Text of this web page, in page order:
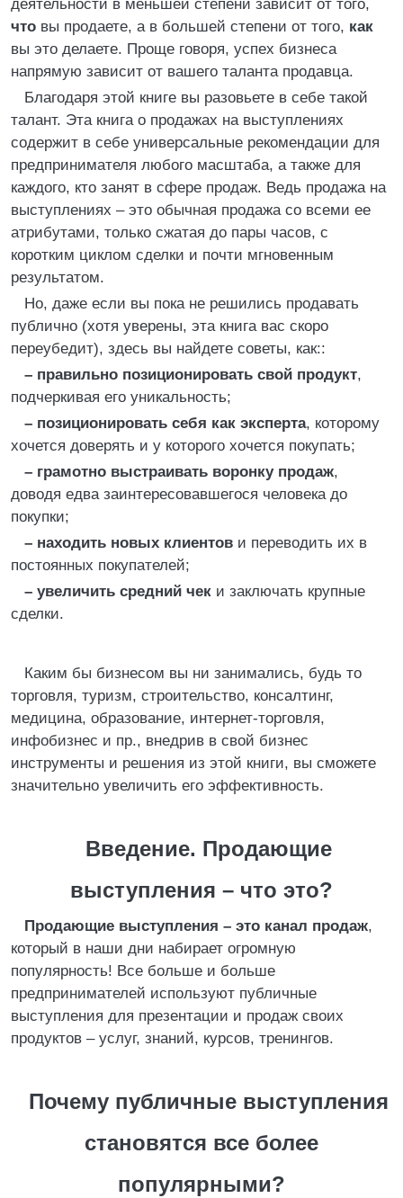
деятельности в меньшей степени зависит от того,
что вы продаете, а в большей степени от того, как
вы это делаете. Проще говоря, успех бизнеса
напрямую зависит от вашего таланта продавца.
Благодаря этой книге вы разовьете в себе такой
талант. Эта книга о продажах на выступлениях
содержит в себе универсальные рекомендации для
предпринимателя любого масштаба, а также для
каждого, кто занят в сфере продаж. Ведь продажа на
выступлениях – это обычная продажа со всеми ее
атрибутами, только сжатая до пары часов, с
коротким циклом сделки и почти мгновенным
результатом.
Но, даже если вы пока не решились продавать
публично (хотя уверены, эта книга вас скоро
переубедит), здесь вы найдете советы, как::
– правильно позиционировать свой продукт,
подчеркивая его уникальность;
– позиционировать себя как эксперта, которому
хочется доверять и у которого хочется покупать;
– грамотно выстраивать воронку продаж,
доводя едва заинтересовавшегося человека до
покупки;
– находить новых клиентов и переводить их в
постоянных покупателей;
– увеличить средний чек и заключать крупные
сделки.
Каким бы бизнесом вы ни занимались, будь то
торговля, туризм, строительство, консалтинг,
медицина, образование, интернет-торговля,
инфобизнес и пр., внедрив в свой бизнес
инструменты и решения из этой книги, вы сможете
значительно увеличить его эффективность.
Введение. Продающие
выступления – что это?
Продающие выступления – это канал продаж,
который в наши дни набирает огромную
популярность! Все больше и больше
предпринимателей используют публичные
выступления для презентации и продаж своих
продуктов – услуг, знаний, курсов, тренингов.
Почему публичные выступления
становятся все более
популярными?